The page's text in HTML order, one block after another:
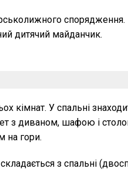
дитячий майданчик.
кімнат. У спальні
з диваном, шафою і
на гори.
з спальні